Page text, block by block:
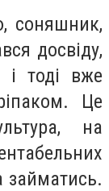
соняшник,
досвіду,
і тоді вже
Це
на
займатись.